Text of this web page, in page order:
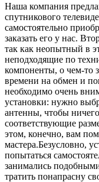
Наша компания
спутникового
самостоятельно
заказать его у нас.
так как неопытный в
неподходящие по
компоненты, о чем-то
времени на обмен и
необходимо очень
установки: нужно
антенны, чтобы
соответствующие
этом, конечно, вам
мастера.Безусловно,
попытаться
занимались
тратить понапрасну